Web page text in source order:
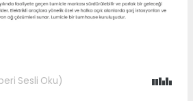
Sesli Oku)